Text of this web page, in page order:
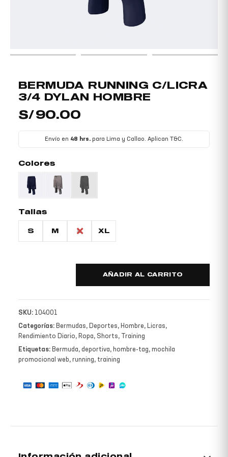
BERMUDA RUNNING C/LICRA
3/4 DYLAN HOMBRE
S/ 90.00
Envío en 48 hrs. para Lima y Callao. Aplican T&C.
Colores
Tallas
S M L XL
RUNNING
C/LICRA
AÑADIR AL CARRITO
SKU: 104001
Categorías: Bermudas, Deportes, Hombre, Licras,
Rendimiento Diario, Ropa, Shorts,
Training
Etiquetas: Bermuda, deportiva, hombre-tag, mochila
promocional web, running, training